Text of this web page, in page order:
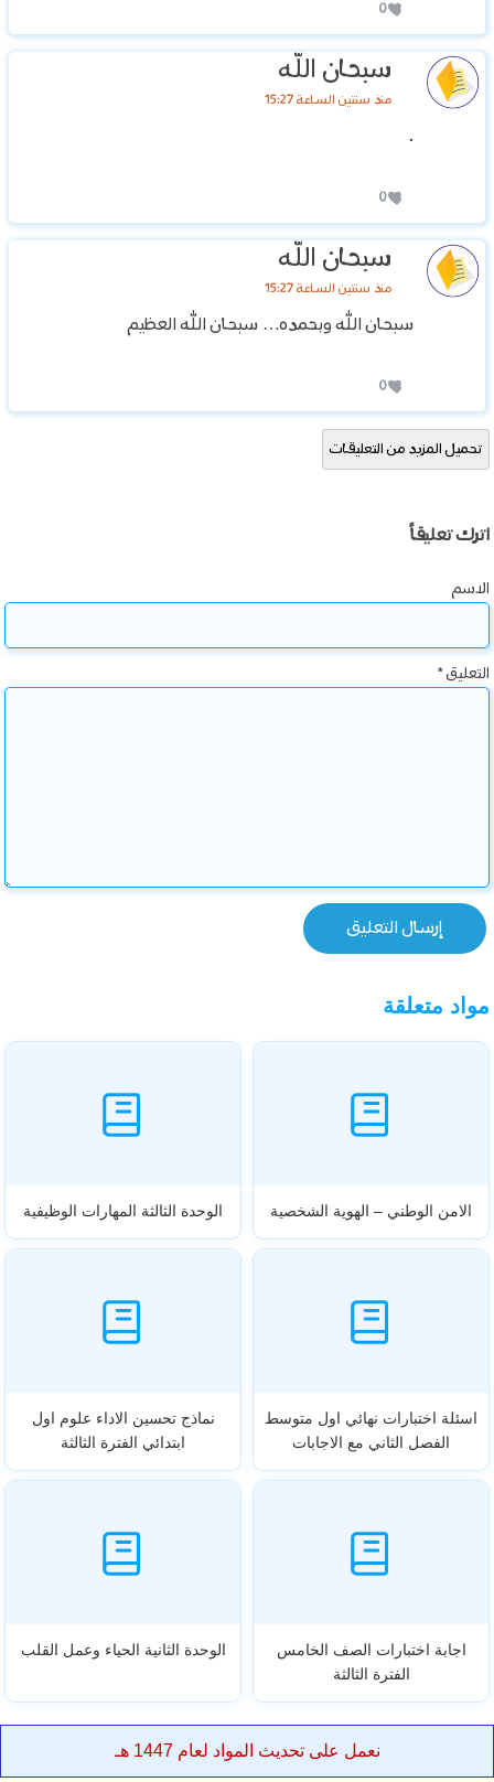
0
سبحان الله
منذ سنتين الساعة 15:27
.
0
سبحان الله
منذ سنتين الساعة 15:27
سبحان الله وبحمده… سبحان الله العظيم
0
تحميل المزيد من التعليقات
اترك تعليقاً
الاسم
التعليق*
مواد متعلقة
الامن الوطني – الهوية الشخصية الوحدة الثالثة المهارات الوظيفية
اسئلة اختبارات نهائي اول متوسط
الفصل الثاني مع الاجابات
نماذج تحسين الاداء علوم اول
ابتدائي الفترة الثالثة
اجابة اختبارات الصف الخامس
الفترة الثالثة
الوحدة الثانية الحياء وعمل القلب
نعمل على تحديث المواد لعام 1447 هـ